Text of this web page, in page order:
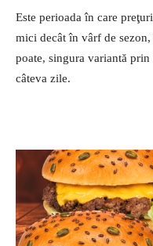
Este perioada în care
mici decât în vârf de
poate, singura variantă
câteva zile.